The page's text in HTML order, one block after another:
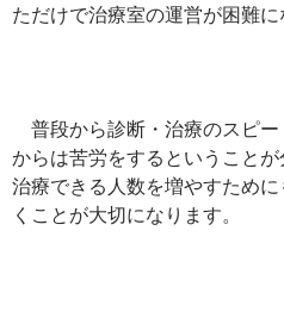
ただけで治療室の運営が困難に
普段から診断・治療のスピー
からは苦労をするということ
治療できる人数を増やすため
くことが大切になります。